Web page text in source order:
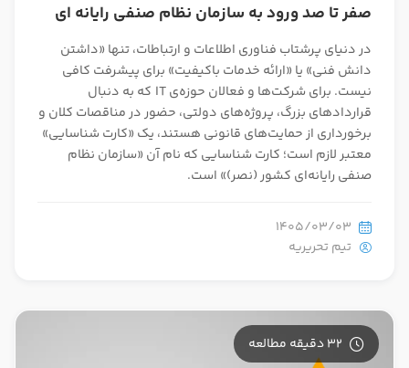
صفر تا صد ورود به سازمان نظام صنفی رایانه ای
در دنیای پرشتاب فناوری اطلاعات و ارتباطات، تنها «داشتن
دانش فنی» یا «ارائه خدمات باکیفیت» برای پیشرفت کافی
نیست. برای شرکت‌ها و فعالان حوزه‌ی IT که به دنبال
قراردادهای بزرگ، پروژه‌های دولتی، حضور در مناقصات کلان و
برخورداری از حمایت‌های قانونی هستند، یک «کارت شناسایی»
معتبر لازم است؛ کارت شناسایی که نام آن «سازمان نظام
صنفی رایانه‌ای کشور (نصر)» است.
1405/03/03
تیم تحریریه
32 دقیقه مطالعه